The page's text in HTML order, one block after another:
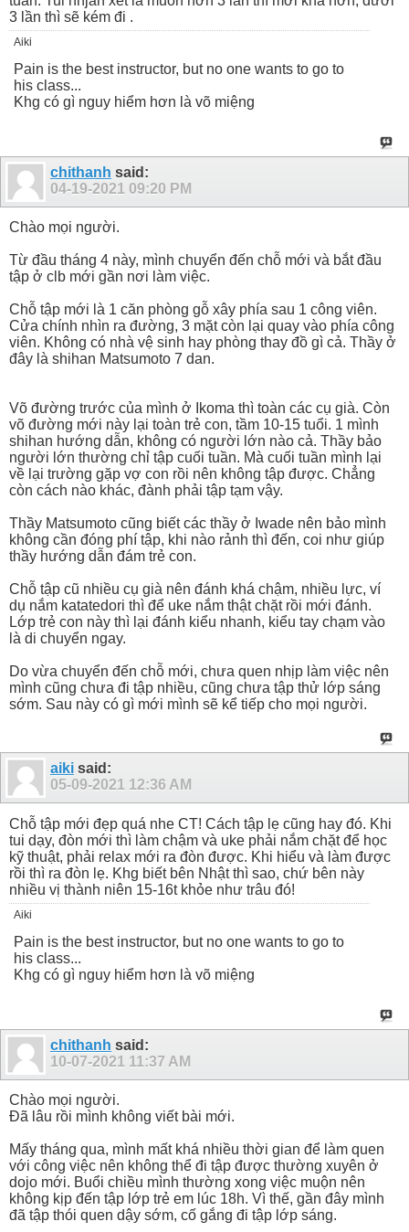
3 lần thì sẽ kém đi .
Aiki
Pain is the best instructor, but no one wants to go to
his class...
Khg có gì nguy hiểm hơn là võ miệng
chithanh said:
04-19-2021 09:20 PM
Chào mọi người.
Từ đầu tháng 4 này, mình chuyển đến chỗ mới và bắt đầu
tập ở clb mới gần nơi làm việc.
Chỗ tập mới là 1 căn phòng gỗ xây phía sau 1 công viên.
Cửa chính nhìn ra đường, 3 mặt còn lại quay vào phía công
viên. Không có nhà vệ sinh hay phòng thay đồ gì cả. Thầy ở
đây là shihan Matsumoto 7 dan.
Võ đường trước của mình ở Ikoma thì toàn các cụ già. Còn
võ đường mới này lại toàn trẻ con, tầm 10-15 tuổi. 1 mình
shihan hướng dẫn, không có người lớn nào cả. Thầy bảo
người lớn thường chỉ tập cuối tuần. Mà cuối tuần mình lại
về lại trường gặp vợ con rồi nên không tập được. Chẳng
còn cách nào khác, đành phải tập tạm vậy.
Thầy Matsumoto cũng biết các thầy ở Iwade nên bảo mình
không cần đóng phí tập, khi nào rảnh thì đến, coi như giúp
thầy hướng dẫn đám trẻ con.
Chỗ tập cũ nhiều cụ già nên đánh khá chậm, nhiều lực, ví
dụ nắm katatedori thì để uke nắm thật chặt rồi mới đánh.
Lớp trẻ con này thì lại đánh kiểu nhanh, kiểu tay chạm vào
là di chuyển ngay.
Do vừa chuyển đến chỗ mới, chưa quen nhịp làm việc nên
mình cũng chưa đi tập nhiều, cũng chưa tập thử lớp sáng
sớm. Sau này có gì mới mình sẽ kể tiếp cho mọi người.
aiki said:
05-09-2021 12:36 AM
Chỗ tập mới đẹp quá nhe CT! Cách tập lẹ cũng hay đó. Khi
tui dạy, đòn mới thì làm chậm và uke phải nắm chặt để học
kỹ thuật, phải relax mới ra đòn được. Khi hiểu và làm được
rồi thì ra đòn lẹ. Khg biết bên Nhật thì sao, chứ bên này
nhiều vị thành niên 15-16t khỏe như trâu đó!
Aiki
Pain is the best instructor, but no one wants to go to
his class...
Khg có gì nguy hiểm hơn là võ miệng
chithanh said:
10-07-2021 11:37 AM
Chào mọi người.
Đã lâu rồi mình không viết bài mới.
Mấy tháng qua, mình mất khá nhiều thời gian để làm quen
với công việc nên không thể đi tập được thường xuyên ở
dojo mới. Buổi chiều mình thường xong việc muộn nên
không kịp đến tập lớp trẻ em lúc 18h. Vì thế, gần đây mình
đã tập thói quen dậy sớm, cố gắng đi tập lớp sáng.